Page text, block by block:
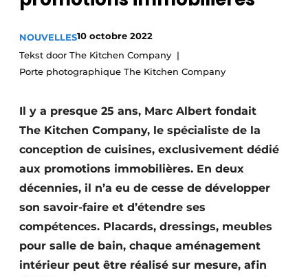
Video’s
Construction bois
Contrôle d’accès
Éclairage
Fondations
Façades
Géotextiles
NOUVELLES10 octobre 2022
Tekst door The Kitchen Company
Porte photographique The Kitchen Company
Il y a presque 25 ans, Marc Albert fondait
The Kitchen Company, le spécialiste de la
conception de cuisines, exclusivement dédié
aux promotions immobilières. En deux
décennies, il n’a eu de cesse de développer
son savoir-faire et d’étendre ses
compétences. Placards, dressings, meubles
pour salle de bain, chaque aménagement
intérieur peut être réalisé sur mesure, afin